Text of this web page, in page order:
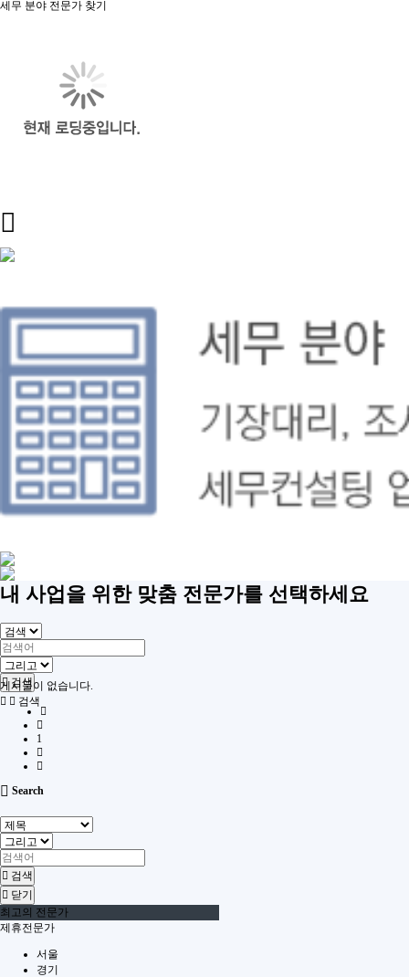
세무 분야 전문가 찾기
내 사업을 위한 맞춤 전문가를 선택하세요
검색
게시물이 없습니다.
검색
1
Search
검색
닫기
최고의 전문가
제휴전문가
서울
경기